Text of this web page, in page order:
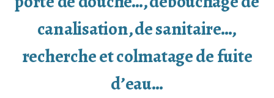
canalisation, de sanitaire…,
recherche et colmatage de fuite
d’eau…